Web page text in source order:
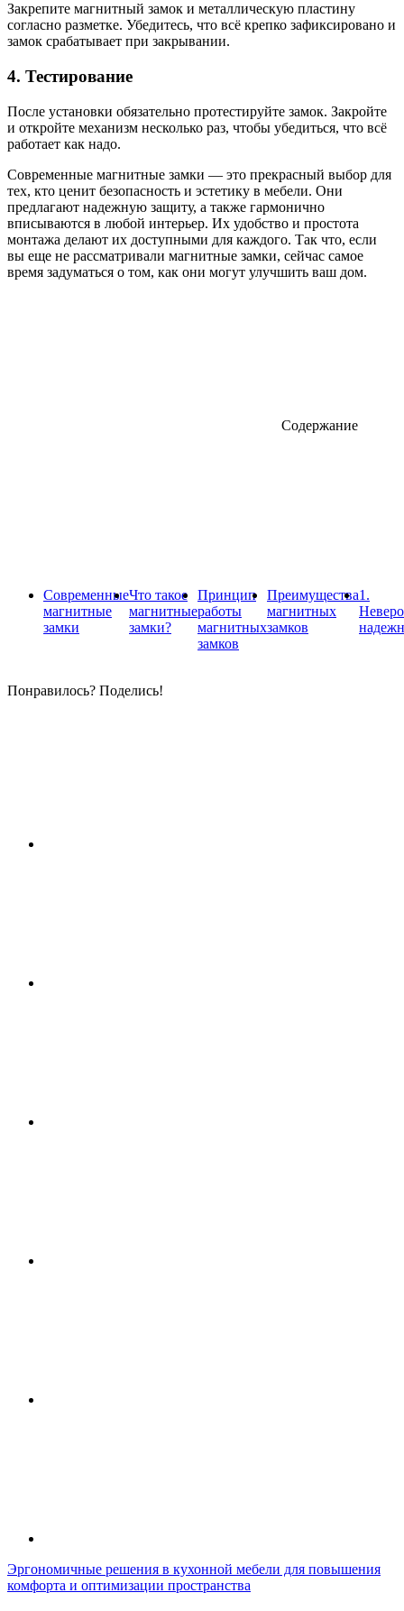
Закрепите магнитный замок и металлическую пластину
согласно разметке. Убедитесь, что всё крепко зафиксировано и
замок срабатывает при закрывании.
4. Тестирование
После установки обязательно протестируйте замок. Закройте
и откройте механизм несколько раз, чтобы убедиться, что всё
работает как надо.
Современные магнитные замки — это прекрасный выбор для
тех, кто ценит безопасность и эстетику в мебели. Они
предлагают надежную защиту, а также гармонично
вписываются в любой интерьер. Их удобство и простота
монтажа делают их доступными для каждого. Так что, если
вы еще не рассматривали магнитные замки, сейчас самое
время задуматься о том, как они могут улучшить ваш дом.
Содержание
Современные
магнитные
замки
Что такое
магнитные
замки?
Принцип
работы
магнитных
замков
Преимущества
магнитных
замков
1.
Понравилось? Поделись!
Эргономичные решения в кухонной мебели для повышения
комфорта и оптимизации пространства